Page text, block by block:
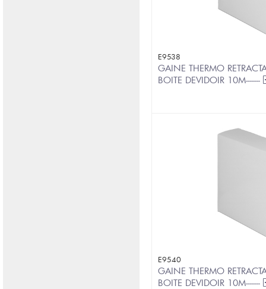
E9538
GAINE THERMO
BOITE DEVIDOIR 10M--------
E9540
GAINE THERMO
BOITE DEVIDOIR 10M--------